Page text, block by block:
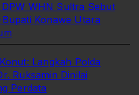
WHN Sultra Sebut
Konawe Utara
Langkah Polda
Ruksamin Dinilai
Perdata